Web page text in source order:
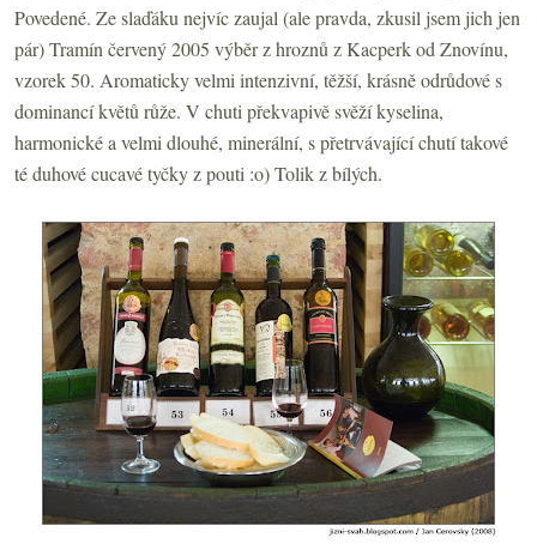
Povedené. Ze slaďáku nejvíc zaujal (ale pravda, zkusil jsem jich jen
pár) Tramín červený 2005 výběr z hroznů z Kacperk od Znovínu,
vzorek 50. Aromaticky velmi intenzivní, těžší, krásně odrůdové s
dominancí květů růže. V chuti překvapivě svěží kyselina,
harmonické a velmi dlouhé, minerální, s přetrvávající chutí takové
té duhové cucavé tyčky z pouti :o) Tolik z bílých.